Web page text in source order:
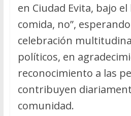
en Ciudad Evita, bajo el
comida, no”,
celebración
políticos, en
reconocimiento a las
contribuyen
comunidad.